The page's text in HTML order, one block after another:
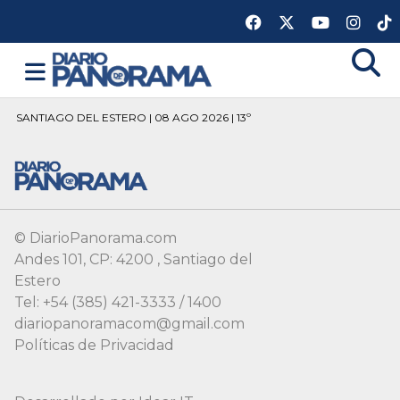
SANTIAGO DEL ESTERO | 08 AGO 2026 | 13º
© DiarioPanorama.com
Andes 101, CP: 4200 , Santiago del
Estero
Tel: +54 (385) 421-3333 / 1400
diariopanoramacom@gmail.com
Políticas de Privacidad